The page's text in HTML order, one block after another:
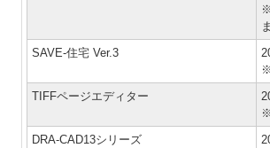
SAVE-住宅 Ver.3
TIFFページエディター
DRA-CAD13シリーズ